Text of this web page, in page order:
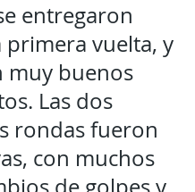
entregaron
primera vuelta, y
muy buenos
Las dos
rondas fueron
con muchos